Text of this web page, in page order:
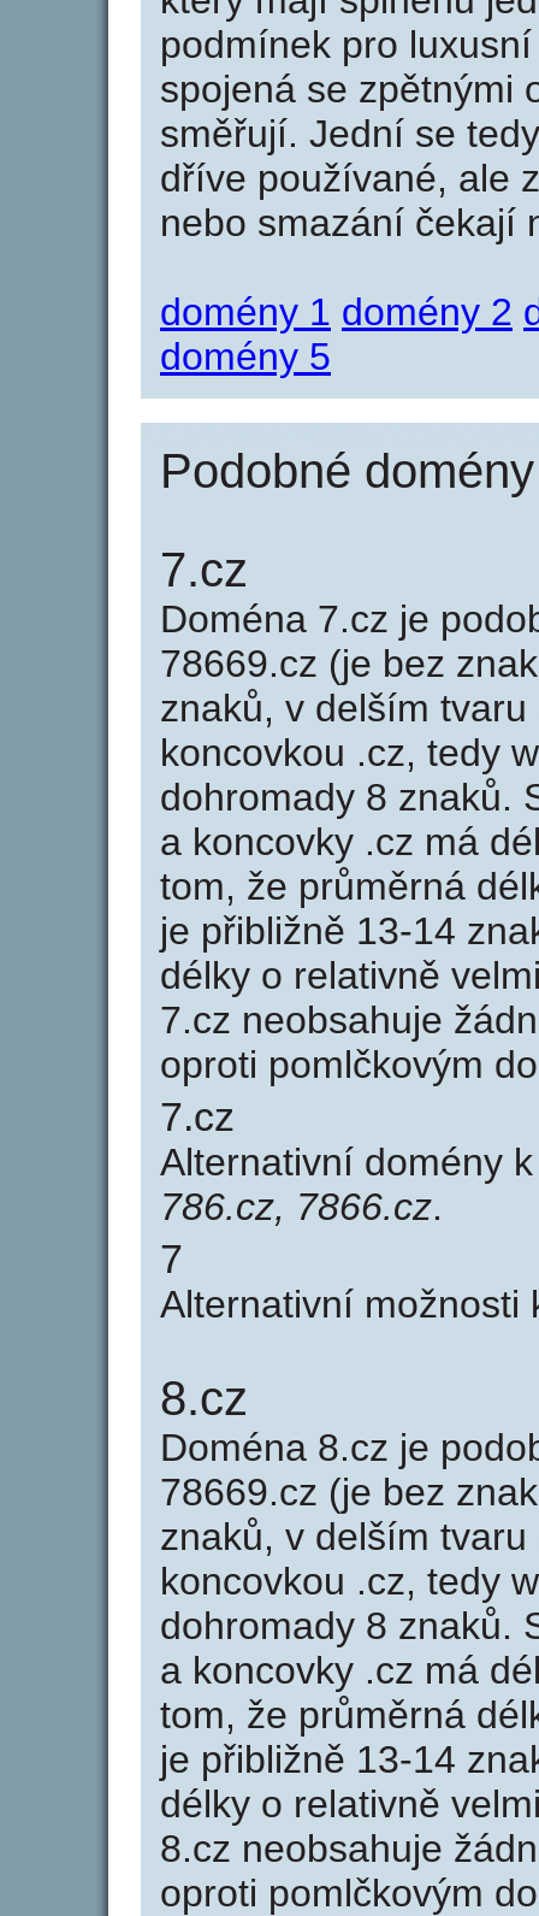
podmínek pro
spojená se zpětnými
směřují. Jední se
dříve používané, ale
nebo smazání čekají
domény 1 domény 2
domény 5
Podobné
7.cz
Doména 7.cz je
78669.cz (je bez
znaků, v delším
koncovkou .cz, tedy
dohromady 8 znaků.
a koncovky .cz má
tom, že průměrná
je přibližně 13-14
délky o relativně
7.cz neobsahuje
oproti pomlčkovým
7.cz
Alternativní domény
786.cz, 7866.cz.
7
Alternativní možnosti
8.cz
Doména 8.cz je
78669.cz (je bez
znaků, v delším
koncovkou .cz, tedy
dohromady 8 znaků.
a koncovky .cz má
tom, že průměrná
je přibližně 13-14
délky o relativně
8.cz neobsahuje
oproti pomlčkovým